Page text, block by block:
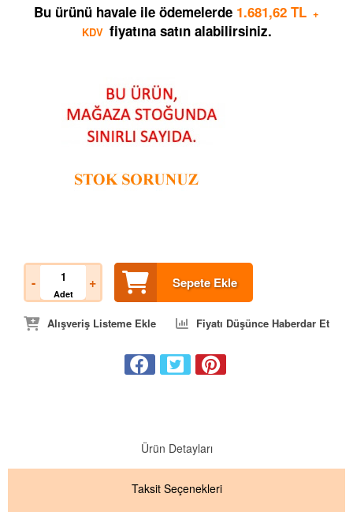
Bu ürünü havale ile ödemelerde 1.681,62 TL +
KDV fiyatına satın alabilirsiniz.
-
Adet
+ Sepete Ekle
Alışveriş Listeme Ekle Fiyatı Düşünce Haberdar Et
Ürün Detayları
Taksit Seçenekleri